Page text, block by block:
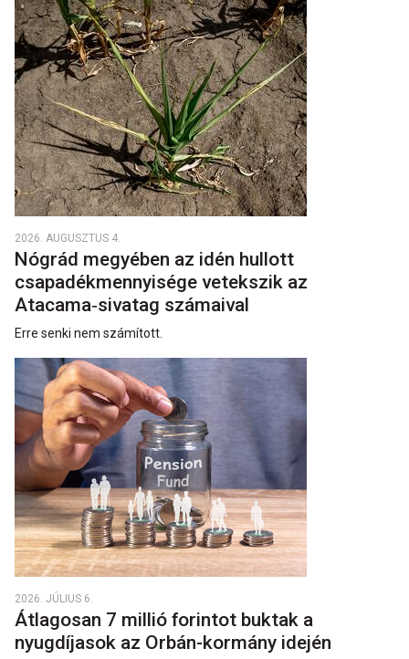
2026. AUGUSZTUS 4.
Nógrád megyében az idén hullott
csapadékmennyisége vetekszik az
Atacama‑sivatag számaival
Erre senki nem számított.
2026. JÚLIUS 6.
Átlagosan 7 millió forintot buktak a
nyugdíjasok az Orbán-kormány idején